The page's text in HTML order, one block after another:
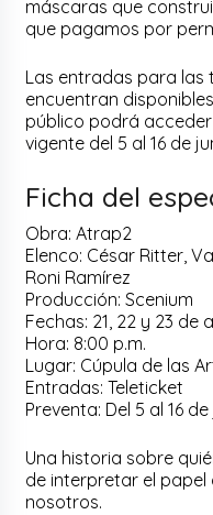
máscaras que
que pagamos por
Las entradas para las
encuentran
público podrá
vigente del 5 al 16 de
Ficha del
Obra: Atrap2
Elenco: César Ritter,
Roni Ramírez
Producción: Scenium
Fechas: 21, 22 y 23 de
Hora: 8:00 p.m.
Lugar: Cúpula de las
Entradas: Teleticket
Preventa: Del 5 al 16
Una historia sobre
de interpretar el papel
nosotros.